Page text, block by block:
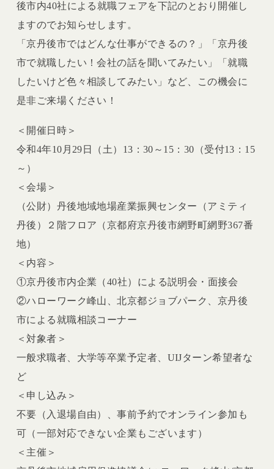
後市内40社による就職フェアを下記のとおり開催し
ますのでお知らせします。
「京丹後市ではどんな仕事ができるの？」「京丹後
市で就職したい！会社の話を聞いてみたい」「就職
したいけど色々相談してみたい」など、この機会に
是非ご来場ください！
＜開催日時＞
令和4年10月29日（土）13：30～15：30（受付13：15
～）
＜会場＞
（公財）丹後地域地場産業振興センター（アミティ
丹後）２階フロア（京都府京丹後市網野町網野367番
地）
＜内容＞
①京丹後市内企業（40社）による説明会・面接会
②ハローワーク峰山、北京都ジョブパーク、京丹後
市による就職相談コーナー
＜対象者＞
一般求職者、大学等卒業予定者、UIJターン希望者な
ど
＜申し込み＞
不要（入退場自由）、事前予約でオンライン参加も
可（一部対応できない企業もございます）
＜主催＞